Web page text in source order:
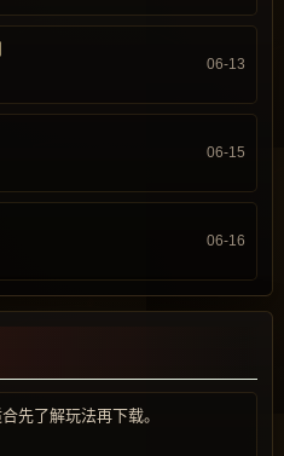
06-13
06-15
06-16
先了解玩法再下载。